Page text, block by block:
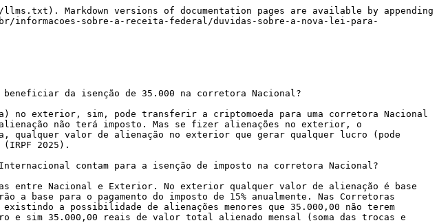
Markdown versions of documentation pages are available by appending
sobre-a-receita-federal/duvidas-sobre-a-nova-lei-para-
da isenção de 35.000 na corretora Nacional?
no exterior, sim, pode transferir a criptomoeda para uma corretora Nacional
não terá imposto. Mas se fizer alienações no exterior, o
valor de alienação no exterior que gerar qualquer lucro (pode
2025).
contam para a isenção de imposto na corretora Nacional?
entre Nacional e Exterior. No exterior qualquer valor de alienação é base
para o pagamento do imposto de 15% anualmente. Nas Corretoras
a possibilidade de alienações menores que 35.000,00 não terem
e sim 35.000,00 reais de valor total alienado mensal (soma das trocas e